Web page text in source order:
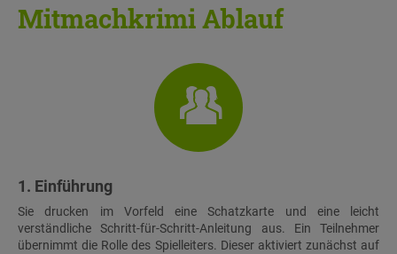
Mitmachkrimi Ablauf
1. Einführung
Sie drucken im Vorfeld eine Schatzkarte und eine leicht
verständliche Schritt-für-Schritt-Anleitung aus. Ein Teilnehmer
übernimmt die Rolle des Spielleiters. Dieser aktiviert zunächst auf